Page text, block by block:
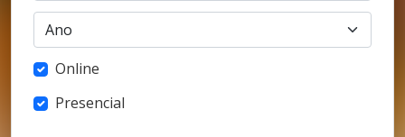
Online
Presencial